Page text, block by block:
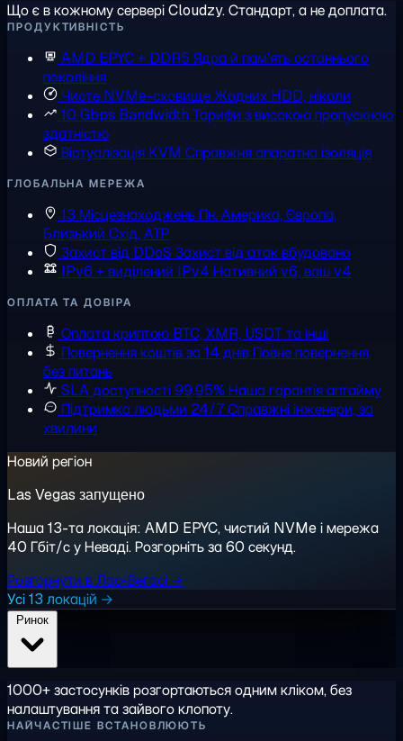
Що є в кожному сервері Cloudzy. Стандарт, а не доплата.
ПРОДУКТИВНІСТЬ
AMD EPYC + DDR5 Ядра й пам'ять останнього
покоління
Чисте NVMe-сховищеЖодних HDD, ніколи
10 Gbps Bandwidth Тарифи з високою пропускною
здатністю
Віртуалізація KVM Справжня апаратна ізоляція
ГЛОБАЛЬНА МЕРЕЖА
13 Місцезнаходжень Пн. Америка, Європа,
Близький Схід, АТР
Захист від DDoS Захист від атак вбудовано
IPv6 + виділений IPv4 Нативний v6, ваш v4
ОПЛАТА ТА ДОВІРА
Оплата криптою BTC, XMR, USDT та інші
Повернення коштів за 14 днів Повне повернення,
без питань
SLA доступності 99,95% Наша гарантія аптайму
Підтримка людьми 24/7Справжні інженери, за
хвилини
Новий регіон
Las Vegas запущено
Наша 13-та локація: AMD EPYC, чистий NVMe і мережа
40 Гбіт/с у Неваді. Розгорніть за 60 секунд.
Розгорнути в Лас-Вегасі →
Усі 13 локацій →
1000+ застосунків розгортаються одним кліком, без
налаштування та зайвого клопоту.
НАЙЧАСТІШЕ ВСТАНОВЛЮЮТЬ